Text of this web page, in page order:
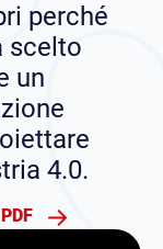
perché
scelto
un
4.0.